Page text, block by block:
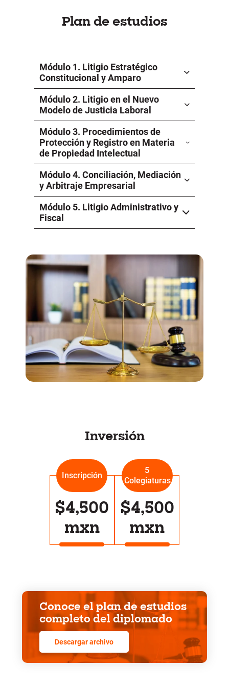
Plan de estudios
Módulo 1. Litigio Estratégico
Constitucional y Amparo
Módulo 2. Litigio en el Nuevo
Modelo de Justicia Laboral
Módulo 3. Procedimientos de
Protección y Registro en Materia
de Propiedad Intelectual
Módulo 4. Conciliación, Mediación
y Arbitraje Empresarial
Módulo 5. Litigio Administrativo y
Fiscal
Inversión
Inscripción
$4,500
mxn
5
Colegiaturas
$4,500
mxn
Conoce el plan de estudios
completo del diplomado
Descargar archivo